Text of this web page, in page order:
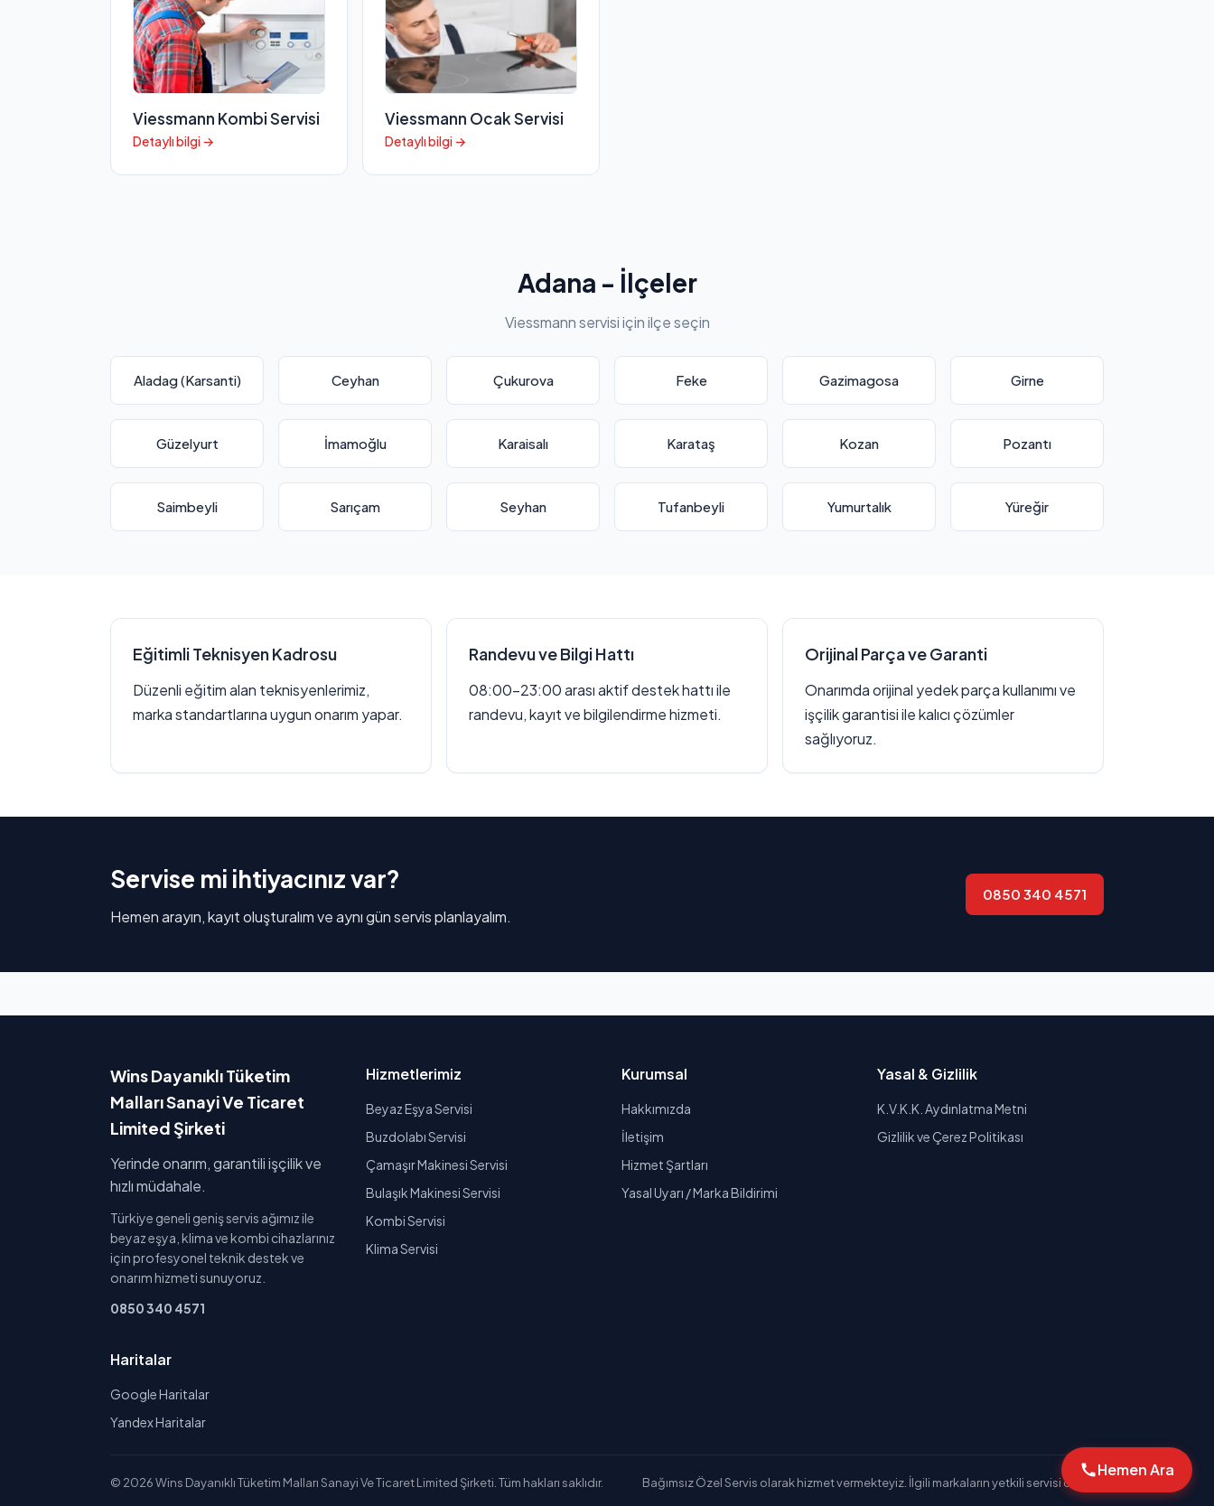
Viessmann Kombi Servisi
Detaylı bilgi →
Viessmann Ocak Servisi
Detaylı bilgi →
Adana - İlçeler
Viessmann servisi için ilçe seçin
Aladag (Karsanti) Ceyhan Çukurova Feke Gazimagosa Girne
Güzelyurt İmamoğlu Karaisalı Karataş Kozan Pozantı
Saimbeyli Sarıçam Seyhan Tufanbeyli Yumurtalık Yüreğir
Eğitimli Teknisyen Kadrosu
Düzenli eğitim alan teknisyenlerimiz,
marka standartlarına uygun onarım yapar.
Randevu ve Bilgi Hattı
08:00–23:00 arası aktif destek hattı ile
randevu, kayıt ve bilgilendirme hizmeti.
Orijinal Parça ve Garanti
Onarımda orijinal yedek parça kullanımı ve
işçilik garantisi ile kalıcı çözümler
sağlıyoruz.
Servise mi ihtiyacınız var?
Hemen arayın, kayıt oluşturalım ve aynı gün servis planlayalım.
0850 340 4571
Wins Dayanıklı Tüketim
Malları Sanayi Ve Ticaret
Limited Şirketi
Yerinde onarım, garantili işçilik ve
hızlı müdahale.
Türkiye geneli geniş servis ağımız ile
beyaz eşya, klima ve kombi cihazlarınız
için profesyonel teknik destek ve
onarım hizmeti sunuyoruz.
0850 340 4571
Hizmetlerimiz
Beyaz Eşya Servisi
Buzdolabı Servisi
Çamaşır Makinesi Servisi
Bulaşık Makinesi Servisi
Kombi Servisi
Klima Servisi
Kurumsal
Hakkımızda
İletişim
Hizmet Şartları
Yasal Uyarı / Marka Bildirimi
Yasal & Gizlilik
K.V.K.K. Aydınlatma Metni
Gizlilik ve Çerez Politikası
Haritalar
Google Haritalar
Yandex Haritalar
© 2026 Wins Dayanıklı Tüketim Malları Sanayi Ve Ticaret Limited Şirketi. Tüm hakları saklıdır. Bağımsız Özel Servis olarak hizmet vermekteyiz. İlgili markaların yetkili servisi değiliz.
Hemen Ara